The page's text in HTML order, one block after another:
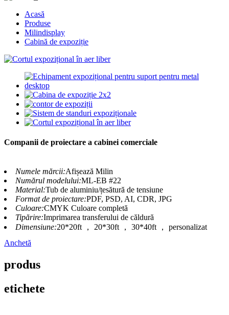
Acasă
Produse
Milindisplay
Cabină de expoziție
Companii de proiectare a cabinei comerciale
Numele mărcii:Afișează Milin
Numărul modelului:ML-EB #22
Material:Tub de aluminiu/țesătură de tensiune
Format de proiectare:PDF, PSD, AI, CDR, JPG
Culoare:CMYK Culoare completă
Tipărire:Imprimarea transferului de căldură
Dimensiune:20*20ft ， 20*30ft ， 30*40ft ， personalizat
Anchetă
produs
etichete